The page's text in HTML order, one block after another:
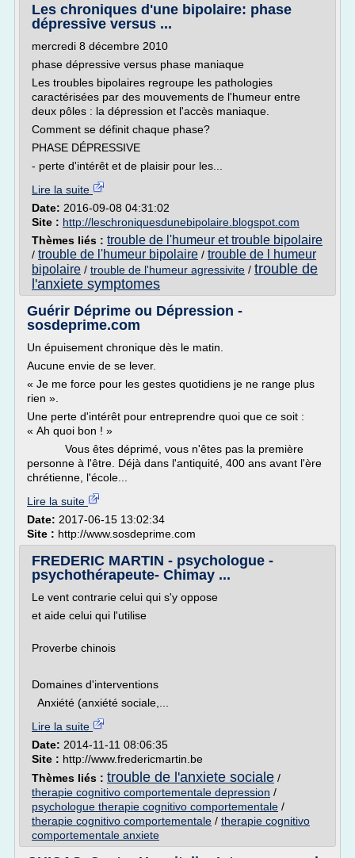
Les chroniques d'une bipolaire: phase
dépressive versus ...
mercredi 8 décembre 2010
phase dépressive versus phase maniaque
Les troubles bipolaires regroupe les pathologies
caractérisées par des mouvements de l'humeur entre
deux pôles : la dépression et l'accès maniaque.
Comment se définit chaque phase?
PHASE DÉPRESSIVE
- perte d'intérêt et de plaisir pour les...
Lire la suite
Date: 2016-09-08 04:31:02
Site : http://leschroniquesdunebipolaire.blogspot.com
Thèmes liés : trouble de l'humeur et trouble bipolaire
/ trouble de l'humeur bipolaire / trouble de l humeur
bipolaire / trouble de l'humeur agressivite / trouble de
l'anxiete symptomes
Guérir Déprime ou Dépression -
sosdeprime.com
Un épuisement chronique dès le matin.
Aucune envie de se lever.
« Je me force pour les gestes quotidiens je ne range plus
rien ».
Une perte d'intérêt pour entreprendre quoi que ce soit :
« Ah quoi bon ! »
Vous êtes déprimé, vous n'êtes pas la première
personne à l'être. Déjà dans l'antiquité, 400 ans avant l'ère
chrétienne, l'école...
Lire la suite
Date: 2017-06-15 13:02:34
Site : http://www.sosdeprime.com
FREDERIC MARTIN - psychologue -
psychothérapeute- Chimay ...
Le vent contrarie celui qui s'y oppose
et aide celui qui l'utilise
Proverbe chinois
Domaines d'interventions
Anxiété (anxiété sociale,...
Lire la suite
Date: 2014-11-11 08:06:35
Site : http://www.fredericmartin.be
Thèmes liés : trouble de l'anxiete sociale /
therapie cognitivo comportementale depression /
psychologue therapie cognitivo comportementale /
therapie cognitivo comportementale / therapie cognitivo
comportementale anxiete